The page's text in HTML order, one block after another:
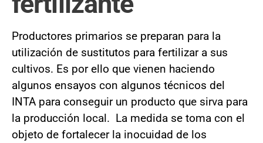
Productores primarios se preparan para la
utilización de sustitutos para fertilizar a sus
cultivos. Es por ello que vienen haciendo
algunos ensayos con algunos técnicos del
INTA para conseguir un producto que sirva para
la producción local. La medida se toma con el
objeto de fortalecer la inocuidad de los